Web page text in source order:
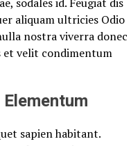
aliquam ultricies Odio
nostra viverra donec
et velit condimentum
sapien habitant.